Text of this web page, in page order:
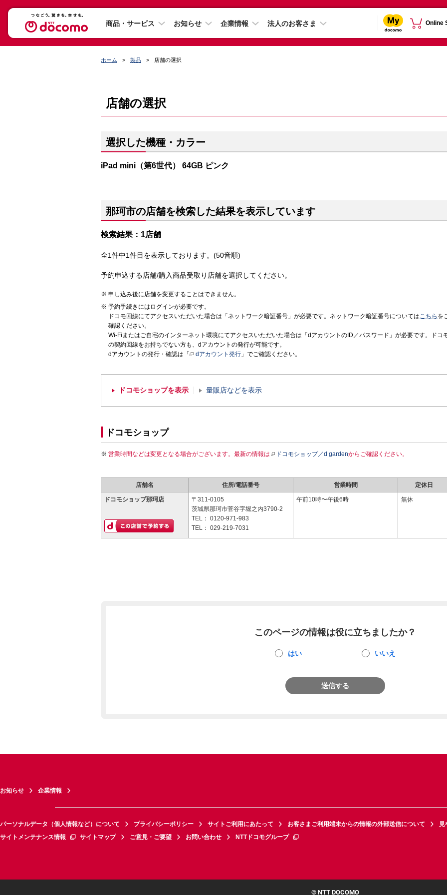
商品・サービス お知らせ 企業情報 法人のお客さま Online
ホーム 製品 店舗の選択
店舗の選択
選択した機種・カラー
iPad mini（第6世代） 64GB ピンク
那珂市の店舗を検索した結果を表示しています
検索結果：1店舗
全1件中1件目を表示しております。(50音順)
予約申込する店舗/購入商品受取り店舗を選択してください。
申し込み後に店舗を変更することはできません。
予約手続きにはログインが必要です。
ドコモ回線にてアクセスいただいた場合は「ネットワーク暗証番号」が必要です。ネットワーク暗証番号についてはこちら を
確認ください。
Wi-Fiまたはご自宅のインターネット環境にてアクセスいただいた場合は「dアカウントのID／パスワード」が必要です。ドコ
の契約回線をお持ちでない方も、dアカウントの発行が可能です。
dアカウントの発行・確認は「
dアカウント発行 」でご確認ください。
ドコモショップを表示 量販店などを表示
ドコモショップ
営業時間などは変更となる場合がございます。最新の情報は ドコモショップ／d gardenからご確認ください。
店舗名 住所/電話番号 営業時間 定休日
ドコモショップ那珂店
〒311-0105
茨城県那珂市菅谷字堀之内3790-2
TEL： 0120-971-983
TEL： 029-219-7031
午前10時〜午後6時 無休
このページの情報は役に立ちましたか？
はい いいえ
送信する
お知らせ 企業情報
パーソナルデータ（個人情報など）について プライバシーポリシー サイトご利用にあたって お客さまご利用端末からの情報の外部送信について
見
サイトメンテナンス情報
サイトマップ ご意見・ご要望 お問い合わせ NTTドコモグループ
© NTT DOCOMO